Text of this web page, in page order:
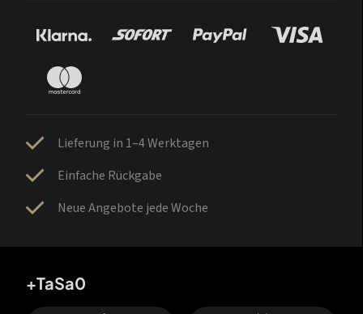
Lieferung in 1–4 Werktagen
Einfache Rückgabe
Neue Angebote jede Woche
+TaSa0